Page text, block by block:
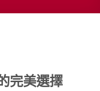
完美選擇